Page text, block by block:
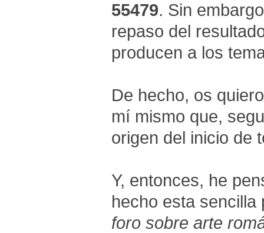
55479. Sin
repaso del
producen a los
De hecho, os
mí mismo que,
origen del inicio de
Y, entonces, he
hecho esta
foro sobre arte